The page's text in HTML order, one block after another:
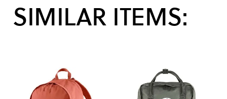
SIMILAR ITEMS: